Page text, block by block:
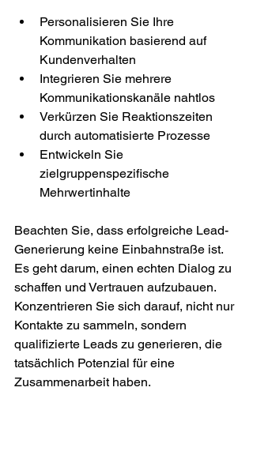
Personalisieren Sie Ihre
Kommunikation basierend auf
Kundenverhalten
Integrieren Sie mehrere
Kommunikationskanäle nahtlos
Verkürzen Sie Reaktionszeiten
durch automatisierte Prozesse
Entwickeln Sie
zielgruppenspezifische
Mehrwertinhalte
Beachten Sie, dass erfolgreiche Lead-
Generierung keine Einbahnstraße ist.
Es geht darum, einen echten Dialog zu
schaffen und Vertrauen aufzubauen.
Konzentrieren Sie sich darauf, nicht nur
Kontakte zu sammeln, sondern
qualifizierte Leads zu generieren, die
tatsächlich Potenzial für eine
Zusammenarbeit haben.